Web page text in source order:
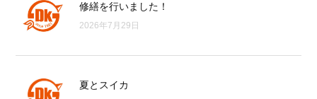
修繕を行いました！
2026年7月29日
夏とスイカ